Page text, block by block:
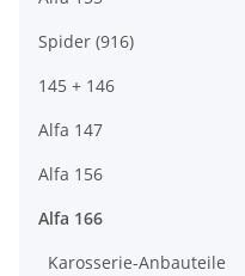
Spider (916)
145 + 146
Alfa 147
Alfa 156
Alfa 166
Karosserie-Anbauteile